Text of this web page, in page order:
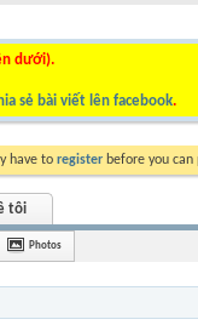
dưới).
sẻ bài viết lên facebook.
have to register before you
tôi
Photos